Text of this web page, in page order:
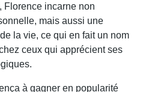
Florence incarne non
mais aussi une
la vie, ce qui en fait un nom
ceux qui apprécient ses
à gagner en popularité